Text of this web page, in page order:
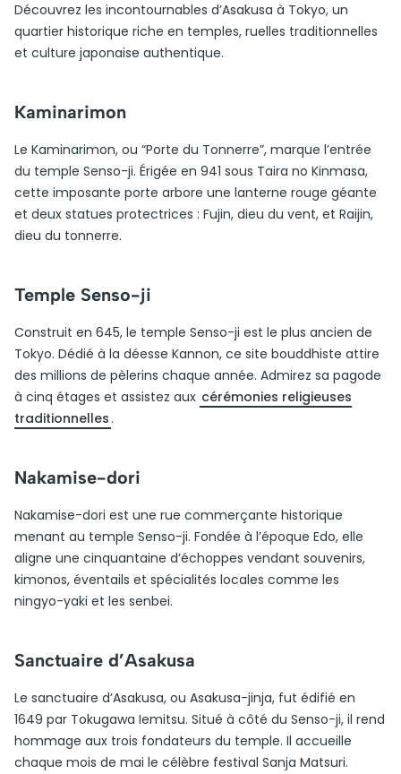
Découvrez les incontournables d’Asakusa à Tokyo, un
quartier historique riche en temples, ruelles traditionnelles
et culture japonaise authentique.
Kaminarimon
Le Kaminarimon, ou “Porte du Tonnerre”, marque l’entrée
du temple Senso-ji. Érigée en 941 sous Taira no Kinmasa,
cette imposante porte arbore une lanterne rouge géante
et deux statues protectrices : Fujin, dieu du vent, et Raijin,
dieu du tonnerre.
Temple Senso-ji
Construit en 645, le temple Senso-ji est le plus ancien de
Tokyo. Dédié à la déesse Kannon, ce site bouddhiste attire
des millions de pèlerins chaque année. Admirez sa pagode
à cinq étages et assistez aux cérémonies religieuses
traditionnelles .
Nakamise-dori
Nakamise-dori est une rue commerçante historique
menant au temple Senso-ji. Fondée à l’époque Edo, elle
aligne une cinquantaine d’échoppes vendant souvenirs,
kimonos, éventails et spécialités locales comme les
ningyo-yaki et les senbei.
Sanctuaire d’Asakusa
Le sanctuaire d’Asakusa, ou Asakusa-jinja, fut édifié en
1649 par Tokugawa Iemitsu. Situé à côté du Senso-ji, il rend
hommage aux trois fondateurs du temple. Il accueille
chaque mois de mai le célèbre festival Sanja Matsuri.